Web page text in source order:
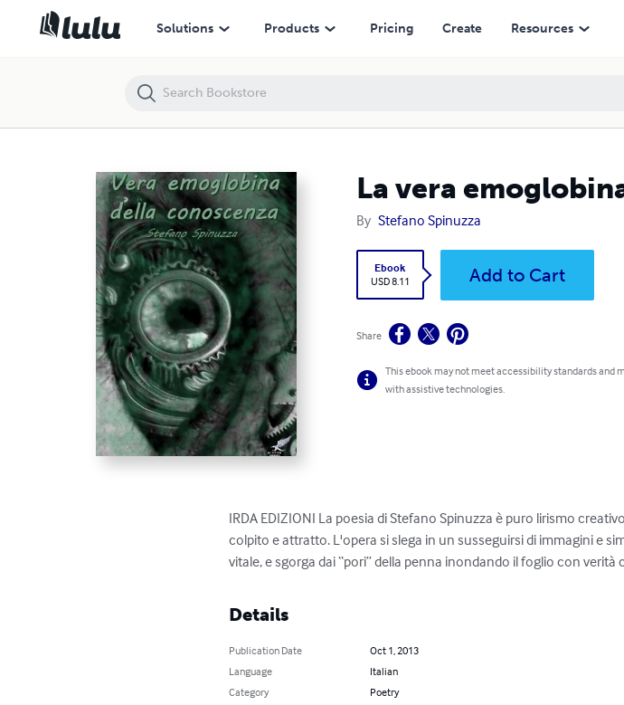
Solutions Products Pricing Create Resources
La vera
By Stefano Spinuzza
Ebook
USD 8.11
Add to Cart
Share
This ebook may not meet accessibility standards and
with assistive technologies.
IRDA EDIZIONI La poesia di Stefano Spinuzza è puro lirismo
colpito e attratto. L'opera si slega in un susseguirsi di immagini e
vitale, e sgorga dai “pori” della penna inondando il foglio con
Details
Publication Date
Oct 1, 2013
Language
Italian
Category
Poetry
La vera emoglobina della conoscenza